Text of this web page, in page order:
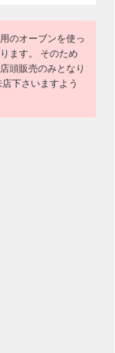
のオーブンを使っ
ます。 そのため
頭販売のみとなり
下さいますよう